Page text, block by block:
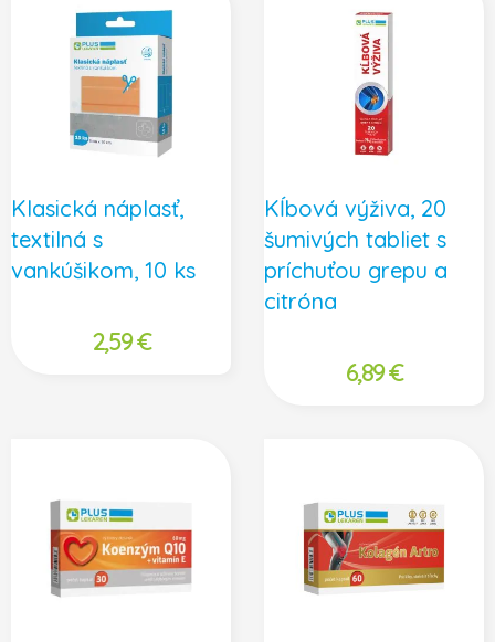
Klasická náplasť,
textilná s
vankúšikom, 10 ks
2,59€
Kĺbová výživa, 20
šumivých tabliet s
príchuťou grepu a
citróna
6,89€